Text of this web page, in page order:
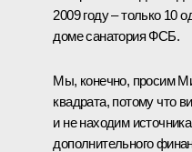
2009 году – только 10
доме санатория ФСБ.
Мы, конечно, просим
квадрата, потому что
и не находим
дополнительного